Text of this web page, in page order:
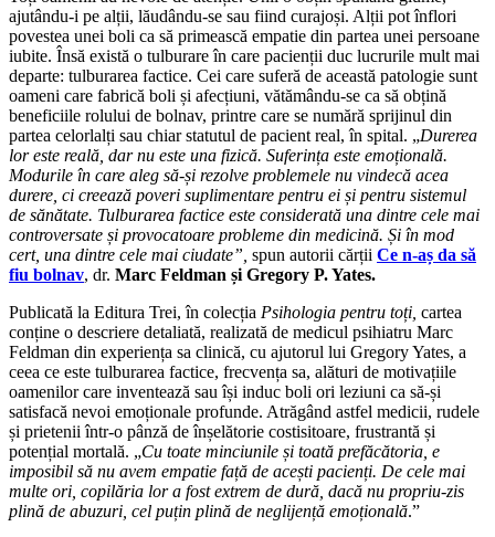
ajutându-i pe alții, lăudându-se sau fiind curajoși. Alții pot înflori
povestea unei boli ca să primească empatie din partea unei persoane
iubite. Însă există o tulburare în care pacienții duc lucrurile mult mai
departe: tulburarea factice. Cei care suferă de această patologie sunt
oameni care fabrică boli și afecțiuni, vătămându-se ca să obțină
beneficiile rolului de bolnav, printre care se numără sprijinul din
partea celorlalți sau chiar statutul de pacient real, în spital. „Durerea
lor este reală, dar nu este una fizică. Suferința este emoțională.
Modurile în care aleg să-și rezolve problemele nu vindecă acea
durere, ci creează poveri suplimentare pentru ei și pentru sistemul
de sănătate. Tulburarea factice este considerată una dintre cele mai
controversate și provocatoare probleme din medicină. Și în mod
cert, una dintre cele mai ciudate”, spun autorii cărții Ce n-aș da să
fiu bolnav, dr. Marc Feldman și Gregory P. Yates.
Publicată la Editura Trei, în colecția Psihologia pentru toți, cartea
conține o descriere detaliată, realizată de medicul psihiatru Marc
Feldman din experiența sa clinică, cu ajutorul lui Gregory Yates, a
ceea ce este tulburarea factice, frecvența sa, alături de motivațiile
oamenilor care inventează sau își induc boli ori leziuni ca să-și
satisfacă nevoi emoționale profunde. Atrăgând astfel medicii, rudele
și prietenii într-o pânză de înșelătorie costisitoare, frustrantă și
potențial mortală. „Cu toate minciunile și toată prefăcătoria, e
imposibil să nu avem empatie față de acești pacienți. De cele mai
multe ori, copilăria lor a fost extrem de dură, dacă nu propriu-zis
plină de abuzuri, cel puțin plină de neglijență emoțională.”